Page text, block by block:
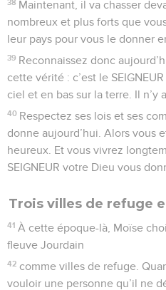
38 Maintenant, il va chasser
nombreux et plus forts que
leur pays pour vous le donner
39 Reconnaissez donc
cette vérité : c’est le
ciel et en bas sur la terre. Il n’y
40 Respectez ses lois et ses
donne aujourd’hui. Alors vous
heureux. Et vous vivrez
SEIGNEUR votre Dieu vous
Trois villes de refuge
41 À cette époque-là, Moïse
fleuve Jourdain
42 comme villes de refuge.
vouloir une personne qu’il ne